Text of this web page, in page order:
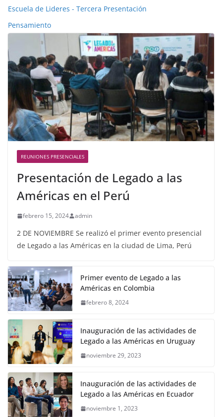
Escuela de Lideres - Tercera Presentación
Pensamiento
REUNIONES PRESENCIALES
Presentación de Legado a las
Américas en el Perú
febrero 15, 2024 admin
2 DE NOVIEMBRE Se realizó el primer evento presencial
de Legado a las Américas en la ciudad de Lima, Perú
Primer evento de Legado a las
Américas en Colombia
febrero 8, 2024
Inauguración de las actividades de
Legado a las Américas en Uruguay
noviembre 29, 2023
Inauguración de las actividades de
Legado a las Américas en Ecuador
noviembre 1, 2023